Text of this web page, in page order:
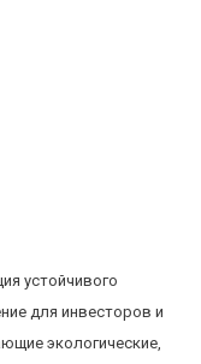
устойчивого
для инвесторов и
экологические,